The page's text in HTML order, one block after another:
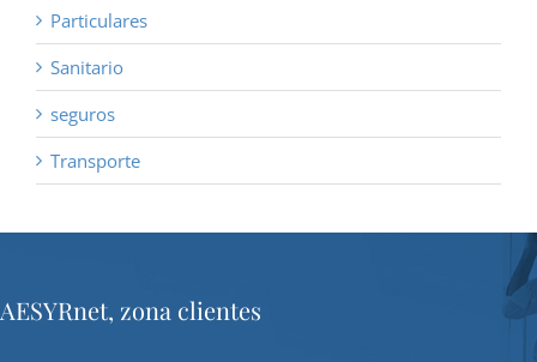
Particulares
Sanitario
seguros
Transporte
AESYRnet, zona clientes